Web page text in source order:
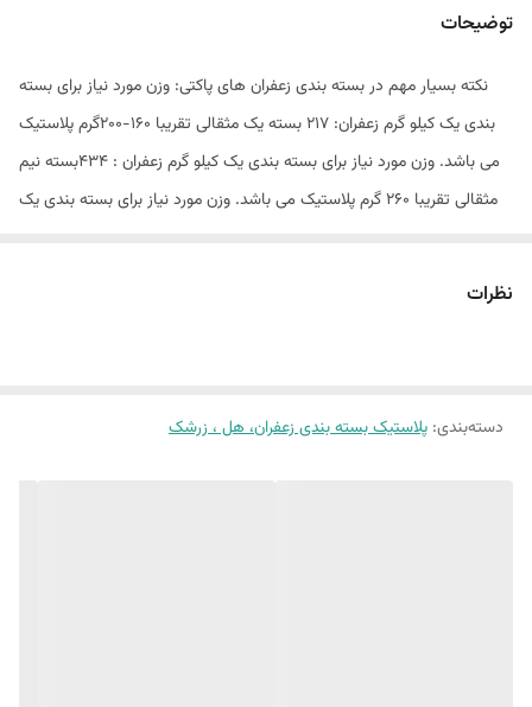
توضیحات
نکته بسیار مهم در بسته بندی زعفران های پاکتی: وزن مورد نیاز برای بسته
بندی یک کیلو گرم زعفران: 217 بسته یک مثقالی تقریبا 160-200گرم پلاستیک
می باشد. وزن مورد نیاز برای بسته بندی یک کیلو گرم زعفران : 434بسته نیم
مثقالی تقریبا 260 گرم پلاستیک می باشد. وزن مورد نیاز برای بسته بندی یک
نظرات
دسته‌بندی: پلاستیک بسته بندی زعفران، هل ، زرشک